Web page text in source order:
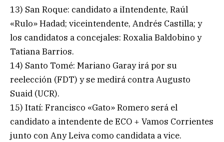
13) San Roque: candidato a iIntendente, Raúl
«Rulo» Hadad; viceintendente, Andrés Castilla; y
los candidatos a concejales: Roxalia Baldobino y
Tatiana Barrios.
14) Santo Tomé: Mariano Garay irá por su
reelección (FDT) y se medirá contra Augusto
Suaid (UCR).
15) Itatí: Francisco «Gato» Romero será el
candidato a intendente de ECO + Vamos Corrientes
junto con Any Leiva como candidata a vice.